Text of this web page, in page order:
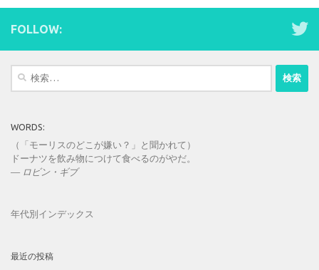
FOLLOW:
WORDS:
（「モーリスのどこが嫌い？」と聞かれて）
ドーナツを飲み物につけて食べるのがやだ。
— ロビン・ギブ
年代別インデックス
最近の投稿